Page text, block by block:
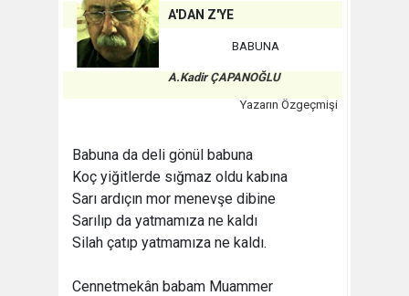
A'DAN Z'YE
BABUNA
A.Kadir ÇAPANOĞLU
Yazarın Özgeçmişi
Babuna da deli gönül babuna
Koç yiğitlerde sığmaz oldu kabına
Sarı ardıçın mor menevşe dibine
Sarılıp da yatmamıza ne kaldı
Silah çatıp yatmamıza ne kaldı.
Cennetmekân babam Muammer